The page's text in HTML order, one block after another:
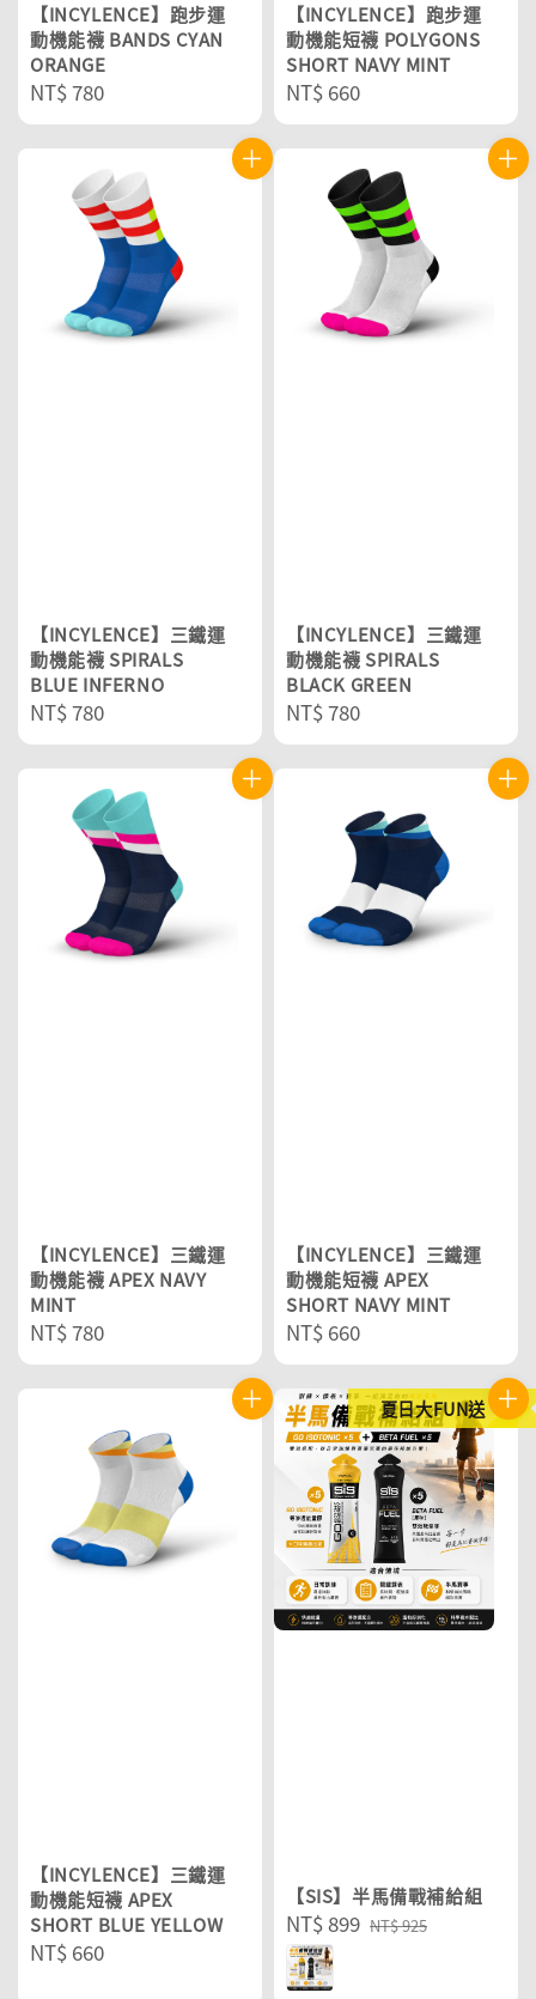
【INCYLENCE】跑步運
動機能襪 BANDS CYAN
ORANGE
Regular
price
NT$ 780
【INCYLENCE】跑步運
動機能短襪 POLYGONS
SHORT NAVY MINT
Regular
price
NT$ 660
【INCYLENCE】三鐵運
動機能襪 SPIRALS
BLUE INFERNO
Regular
price
NT$ 780
【INCYLENCE】三鐵運
動機能襪 SPIRALS
BLACK GREEN
Regular
price
NT$ 780
【INCYLENCE】三鐵運
動機能襪 APEX NAVY
MINT
Regular
price
NT$ 780
【INCYLENCE】三鐵運
動機能短襪 APEX
SHORT NAVY MINT
Regular
price
NT$ 660
【INCYLENCE】三鐵運
動機能短襪 APEX
SHORT BLUE YELLOW
Regular
NT$ 660
夏日大FUN送
【SIS】半馬備戰補給組
Sale
price
NT$ 899 Regular
NT$ 925